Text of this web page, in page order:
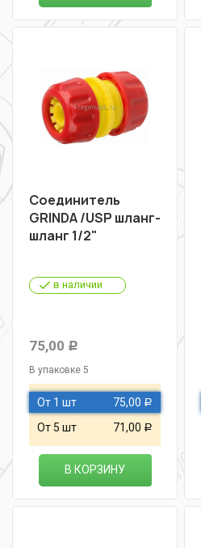
Соединитель
GRINDA /USP шланг-
шланг 1/2"
в наличии
75,00 Р
В упаковке 5
От 1 шт 75,00 Р
От 5 шт 71,00 Р
В КОРЗИНУ